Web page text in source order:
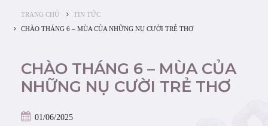
TRANG CHỦ
TIN TỨC
CHÀO THÁNG 6 – MÙA CỦA NHỮNG NỤ CƯỜI TRẺ THƠ
CHÀO THÁNG 6 – MÙA CỦA
NHỮNG NỤ CƯỜI TRẺ THƠ
01/06/2025